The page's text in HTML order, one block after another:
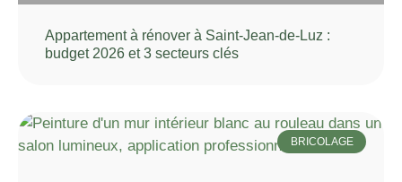
Appartement à rénover à Saint-Jean-de-Luz :
budget 2026 et 3 secteurs clés
BRICOLAGE